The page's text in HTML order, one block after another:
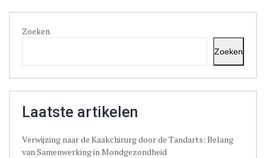
Zoeken
Zoeken
Laatste artikelen
Verwijzing naar de Kaakchirurg door de Tandarts: Belang
van Samenwerking in Mondgezondheid